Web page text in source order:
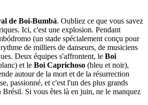
de Boi-Bumbá. Oubliez ce que vous savez
Ici, c'est une explosion. Pendant
(un stade spécialement conçu pour
de milliers de danseurs, de musiciens
Deux équipes s'affrontent, le Boi
et le Boi Caprichoso (bleu et noir),
autour de la mort et de la résurrection
passionné, et c'est l'un des plus grands
Brésil. Si vous êtes là en juin, ne le manquez